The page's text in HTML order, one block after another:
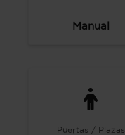
Manual
Puertas / Plazas